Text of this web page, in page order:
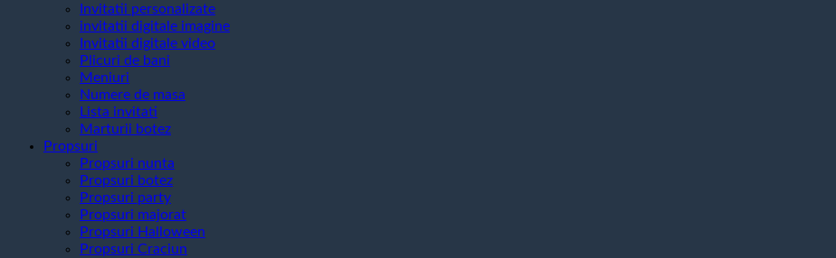
Invitatii personalizate
invitatii digitale imagine
Invitatii digitale video
Plicuri de bani
Meniuri
Numere de masa
Lista invitati
Marturii botez
Propsuri
Propsuri nunta
Propsuri botez
Propsuri party
Propsuri majorat
Propsuri Halloween
Propsuri Craciun